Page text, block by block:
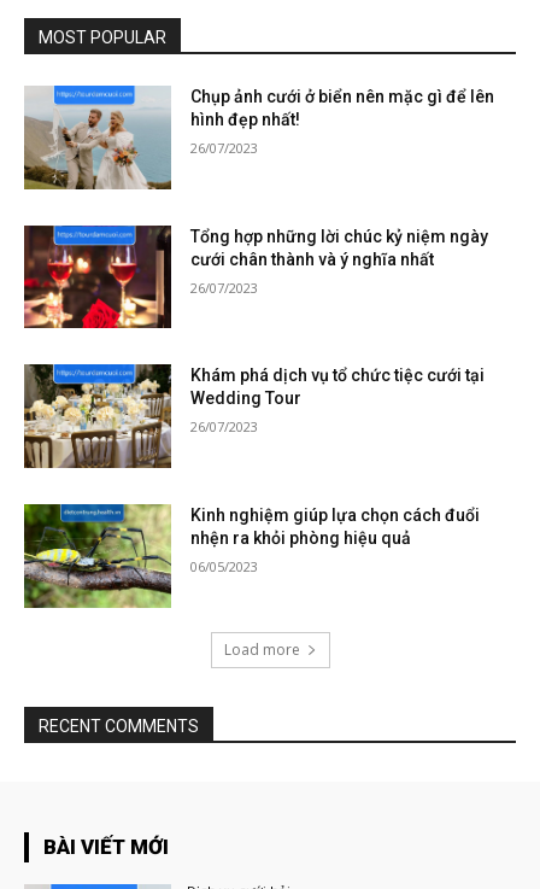
MOST POPULAR
Chụp ảnh cưới ở biển nên mặc gì để lên
hình đẹp nhất!
26/07/2023
Tổng hợp những lời chúc kỷ niệm ngày
cưới chân thành và ý nghĩa nhất
26/07/2023
Khám phá dịch vụ tổ chức tiệc cưới tại
Wedding Tour
26/07/2023
Kinh nghiệm giúp lựa chọn cách đuổi
nhện ra khỏi phòng hiệu quả
06/05/2023
Load more
RECENT COMMENTS
BÀI VIẾT MỚI